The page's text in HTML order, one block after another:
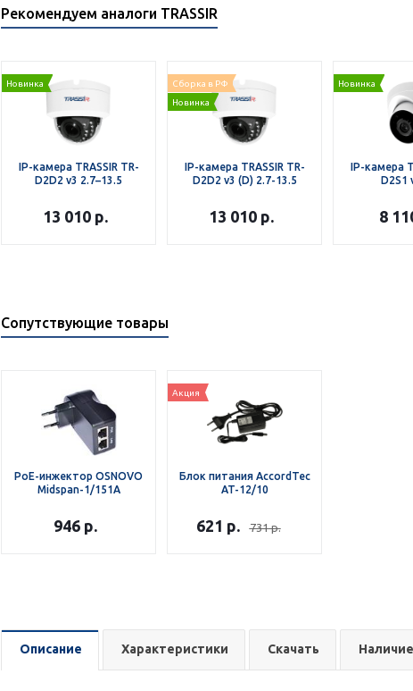
Рекомендуем аналоги TRASSIR
Новинка
IP-камера TRASSIR TR-
D2D2 v3 2.7–13.5
13 010 р.
Сборка в РФ
Новинка
IP-камера TRASSIR TR-
D2D2 v3 (D) 2.7-13.5
13 010 р.
Новинка
IP-камера
D2S1
8
Сопутствующие товары
PoE-инжектор OSNOVO
Midspan-1/151A
946 р.
Акция
Блок питания AccordTec
AT-12/10
621 р. 731р.
Описание Характеристики Скачать Наличие